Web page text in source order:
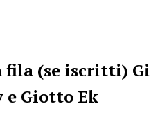
fila (se iscritti)
e Giotto Ek